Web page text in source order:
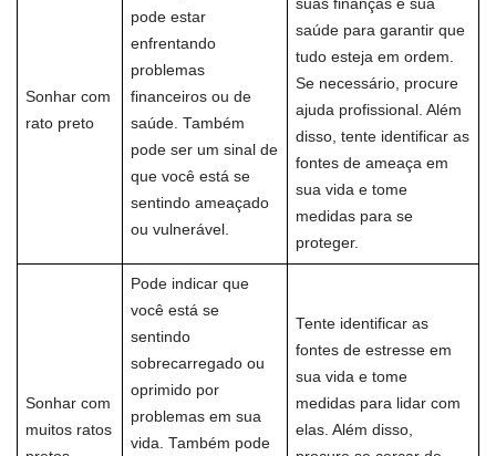
Sonhar com
rato preto
pode estar
enfrentando
problemas
financeiros ou de
saúde. Também
pode ser um sinal de
que você está se
sentindo ameaçado
ou vulnerável.
suas finanças e sua
saúde para garantir que
tudo esteja em ordem.
Se necessário, procure
ajuda profissional. Além
disso, tente identificar as
fontes de ameaça em
sua vida e tome
medidas para se
proteger.
Sonhar com
muitos ratos
Pode indicar que
você está se
sentindo
sobrecarregado ou
oprimido por
problemas em sua
vida. Também pode
Tente identificar as
fontes de estresse em
sua vida e tome
medidas para lidar com
elas. Além disso,